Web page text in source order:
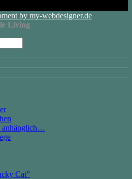
by my-webdesigner.de
Living
anhänglich…
Cat”